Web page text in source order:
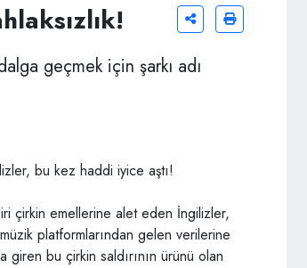
geçmek için şarkı adı
bu kez haddi iyice aştı!
çirkin emellerine alet eden İngilizler,
platformlarından gelen verilerine
bu çirkin saldırının ürünü olan